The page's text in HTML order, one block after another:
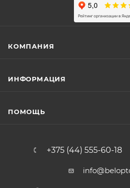
КОМПАНИЯ
ИНФОРМАЦИЯ
ПОМОЩЬ
+375 (44) 555-60-18